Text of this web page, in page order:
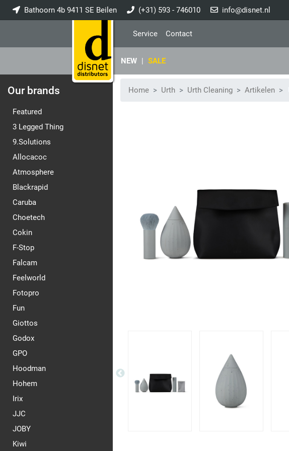
Bathoorn 4b 9411 SE Beilen (+31) 593 - 746010 info@disnet.nl
Service Contact
NEW | SALE
Our brands
Featured
3 Legged Thing
9.Solutions
Allocacoc
Atmosphere
Blackrapid
Caruba
Choetech
Cokin
F-Stop
Falcam
Feelworld
Fotopro
Fun
Giottos
Godox
GPO
Hoodman
Hohem
Irix
JJC
JOBY
Kiwi
Home Urth Urth Cleaning Artikelen